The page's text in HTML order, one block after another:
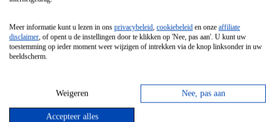
Vrijstaande Magnetron
Vrijstaande Kookplaat
Inbouw Gaskookplaat
Inbouw Keramische Kookplaat
Meer informatie kunt u lezen in ons privacybeleid, cookiebeleid en onze affiliate
disclaimer, of opent u de instellingen door te klikken op 'Nee, pas aan'. U kunt uw
toestemming op ieder moment weer wijzigen of intrekken via de knop linksonder in uw
beeldscherm.
Weigeren Nee, pas aan
Accepteer alles